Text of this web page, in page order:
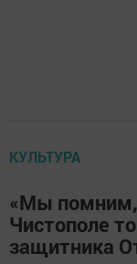
КУЛЬТУРА
«Мы
Чистополе
защитника